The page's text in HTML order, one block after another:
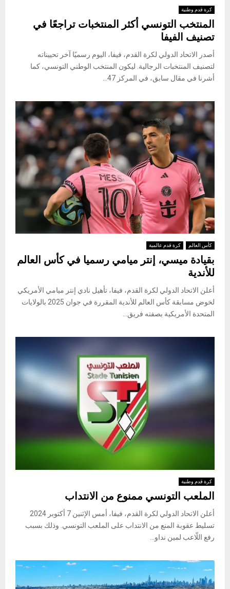
كرة قدم وطنية
المنتخب التونسي أكثر المنتخبات تراجعًا في
تصنيف الفيفا
أصدر الاتحاد الدولي لكرة القدم، فيفا، اليوم رسميًا آخر تحييناته
لتصنيف المنتخبات الرجالية. ليكون المنتخب الوطني التونسي، كما
أشرنا في مقال سابق، في المركز 47...
كأس العالم كرة قدم عالمية
بقيادة ميسي، إنتر ميامي رسميا في كأس العالم
للأندية
أعلن الاتحاد الدولي لكرة القدم، فيفا، تأهيل نادي إنتر ميامي الأمريكي
لخوض مسابقة كأس العالم للأندية المقررة في جوان 2025 بالولايات
المتحدة الأمريكية بصفته فريق...
كرة قدم وطنية
الملعب التونسي ممنوع من الانتداب
أعلن الاتحاد الدولي لكرة القدم، فيفا، أمس الإثنين 7 أكتوبر 2024
تسليط عقوبة المنع من الانتداب على الملعب التونسي. وذلك بسبب
رفع اللّاعب لمين نداو...